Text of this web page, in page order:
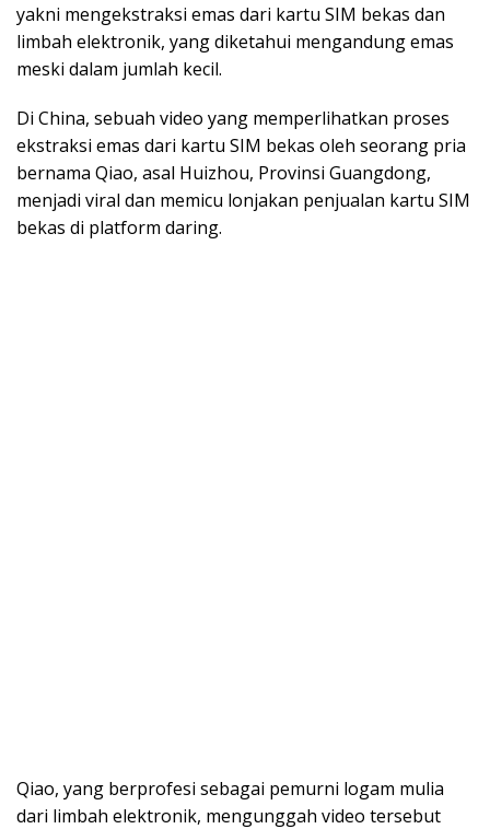
yakni mengekstraksi emas dari kartu SIM bekas dan
limbah elektronik, yang diketahui mengandung emas
meski dalam jumlah kecil.
Di China, sebuah video yang memperlihatkan proses
ekstraksi emas dari kartu SIM bekas oleh seorang pria
bernama Qiao, asal Huizhou, Provinsi Guangdong,
menjadi viral dan memicu lonjakan penjualan kartu SIM
bekas di platform daring.
Qiao, yang berprofesi sebagai pemurni logam mulia
dari limbah elektronik, mengunggah video tersebut